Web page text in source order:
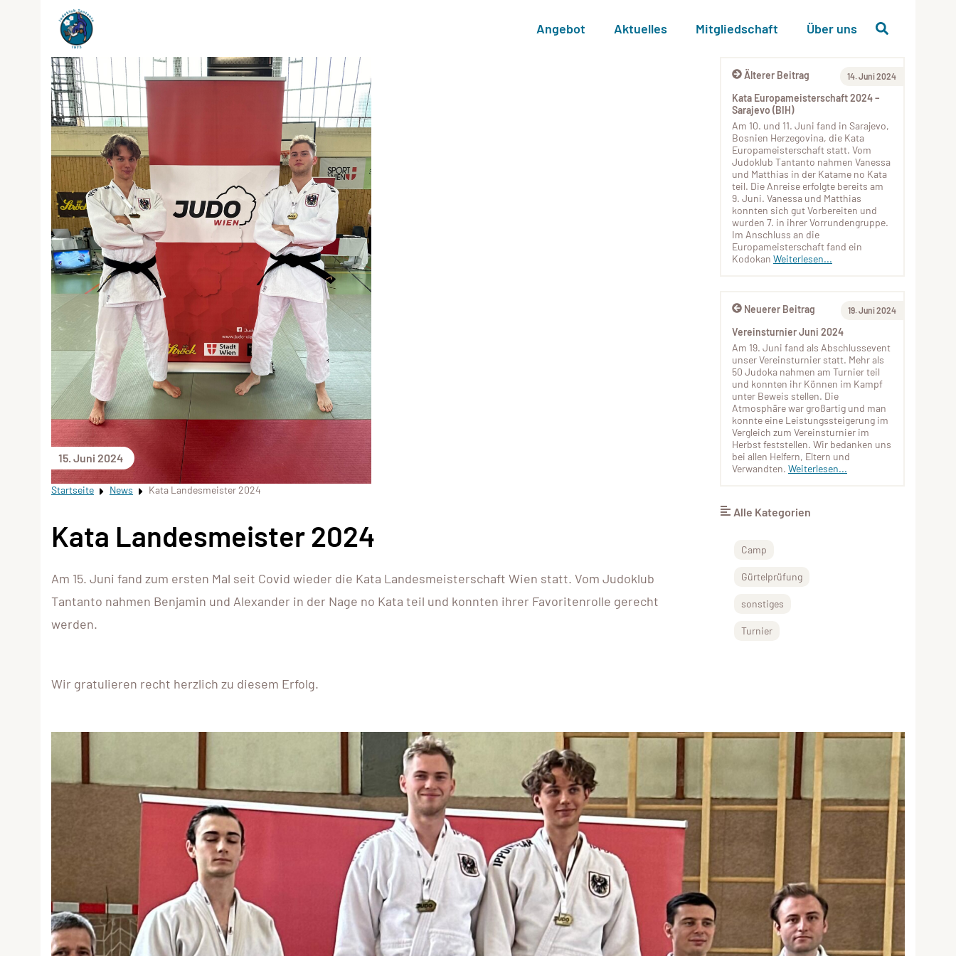
Angebot Aktuelles Mitgliedschaft Über uns
15. Juni 2024
Startseite News Kata Landesmeister 2024
Kata Landesmeister 2024
Am 15. Juni fand zum ersten Mal seit Covid wieder die Kata Landesmeisterschaft Wien statt. Vom Judoklub
Tantanto nahmen Benjamin und Alexander in der Nage no Kata teil und konnten ihrer Favoritenrolle gerecht
werden.
Wir gratulieren recht herzlich zu diesem Erfolg.
Älterer Beitrag 14. Juni 2024
Kata Europameisterschaft 2024 –
Sarajevo (BIH)
Am 10. und 11. Juni fand in Sarajevo,
Bosnien Herzegovina, die Kata
Europameisterschaft statt. Vom
Judoklub Tantanto nahmen Vanessa
und Matthias in der Katame no Kata
teil. Die Anreise erfolgte bereits am
9. Juni. Vanessa und Matthias
konnten sich gut Vorbereiten und
wurden 7. in ihrer Vorrundengruppe.
Im Anschluss an die
Europameisterschaft fand ein
Kodokan Weiterlesen...
Neuerer Beitrag 19. Juni 2024
Vereinsturnier Juni 2024
Am 19. Juni fand als Abschlussevent
unser Vereinsturnier statt. Mehr als
50 Judoka nahmen am Turnier teil
und konnten ihr Können im Kampf
unter Beweis stellen. Die
Atmosphäre war großartig und man
konnte eine Leistungssteigerung im
Vergleich zum Vereinsturnier im
Herbst feststellen. Wir bedanken uns
bei allen Helfern, Eltern und
Verwandten. Weiterlesen...
Alle Kategorien
Camp
Gürtelprüfung
sonstiges
Turnier